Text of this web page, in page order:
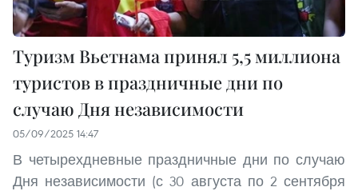
Туризм Вьетнама принял 5,5 миллиона
туристов в праздничные дни по
случаю Дня независимости
05/09/2025 14:47
В четырехдневные праздничные дни по случаю
Дня независимости (с 30 августа по 2 сентября